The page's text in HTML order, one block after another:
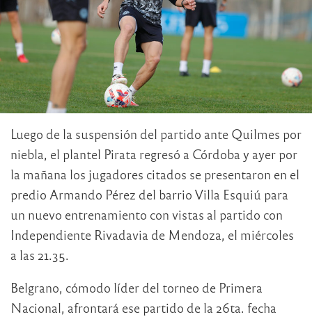
Luego de la suspensión del partido ante Quilmes por
niebla, el plantel Pirata regresó a Córdoba y ayer por
la mañana los jugadores citados se presentaron en el
predio Armando Pérez del barrio Villa Esquiú para
un nuevo entrenamiento con vistas al partido con
Independiente Rivadavia de Mendoza, el miércoles
a las 21.35.
Belgrano, cómodo líder del torneo de Primera
Nacional, afrontará ese partido de la 26ta. fecha